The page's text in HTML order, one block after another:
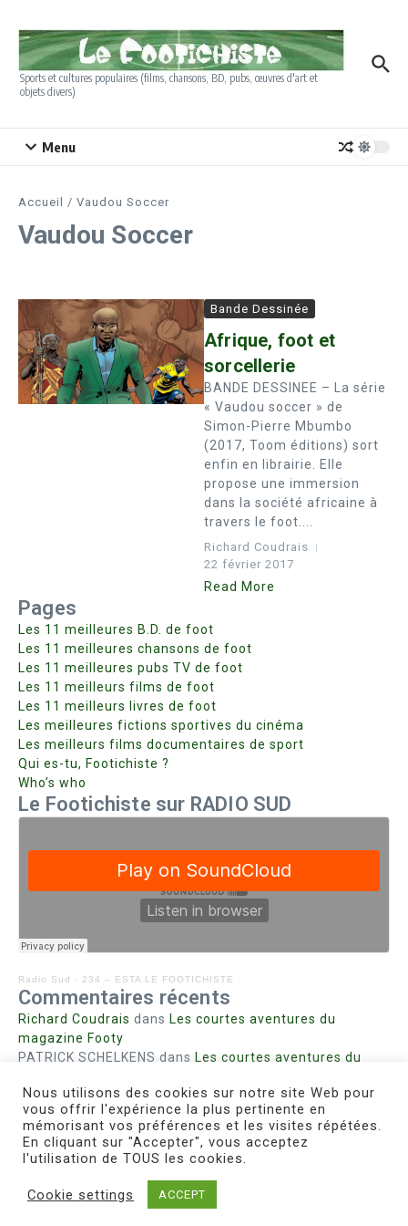
Sports et cultures populaires (films, chansons, BD, pubs, œuvres d'art et
objets divers)
Menu
Accueil / Vaudou Soccer
Vaudou Soccer
Bande Dessinée
Afrique, foot et
sorcellerie
BANDE DESSINEE – La série
« Vaudou soccer » de
Simon-Pierre Mbumbo
(2017, Toom éditions) sort
enfin en librairie. Elle
propose une immersion
dans la société africaine à
travers le foot....
Richard Coudrais
22 février 2017
Read More
Pages
Les 11 meilleures B.D. de foot
Les 11 meilleures chansons de foot
Les 11 meilleures pubs TV de foot
Les 11 meilleurs films de foot
Les 11 meilleurs livres de foot
Les meilleures fictions sportives du cinéma
Les meilleurs films documentaires de sport
Qui es-tu, Footichiste ?
Who’s who
Le Footichiste sur RADIO SUD
Radio Sud · 234 – ESTA LE FOOTICHISTE
Commentaires récents
Richard Coudrais dans Les courtes aventures du
magazine Footy
PATRICK SCHELKENS dans Les courtes aventures du
Bohn fabiennedans Intrigues sanglantes à Mulhouse
Steph. RUTA dansLust for Nice
MIRMANDdansPieds agiles et champignons
Copyright © 2026 Le Footichiste | Réalisé par
Nous utilisons des cookies sur notre site Web pour
vous offrir l'expérience la plus pertinente en
mémorisant vos préférences et les visites répétées.
En cliquant sur "Accepter", vous acceptez
l'utilisation de TOUS les cookies.
Cookie settings ACCEPT